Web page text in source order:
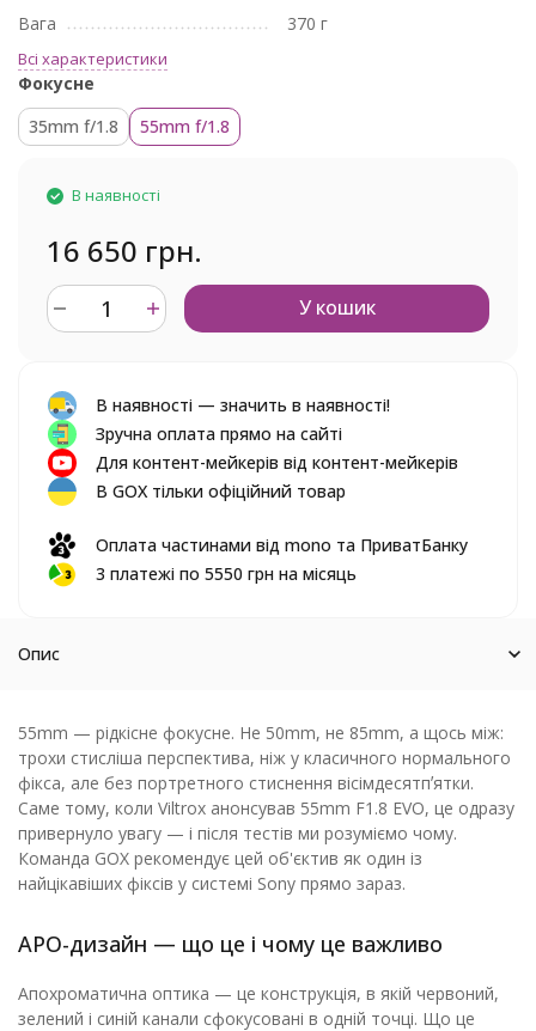
Вага
370 г
Всі характеристики
Фокусне
35mm f/1.8
55mm f/1.8
В наявності
16 650 грн.
У кошик
В наявності — значить в наявності!
Зручна оплата прямо на сайті
Для контент-мейкерів від контент-мейкерів
В GOX тільки офіційний товар
Оплата частинами від mono та ПриватБанку
3 платежі по 5550 грн на місяць
Опис
55mm — рідкісне фокусне. Не 50mm, не 85mm, а щось між:
трохи стисліша перспектива, ніж у класичного нормального
фікса, але без портретного стиснення вісімдесятпʼятки.
Саме тому, коли Viltrox анонсував 55mm F1.8 EVO, це одразу
привернуло увагу — і після тестів ми розуміємо чому.
Команда GOX рекомендує цей об'єктив як один із
найцікавіших фіксів у системі Sony прямо зараз.
APO-дизайн — що це і чому це важливо
Апохроматична оптика — це конструкція, в якій червоний,
зелений і синій канали сфокусовані в одній точці. Що це